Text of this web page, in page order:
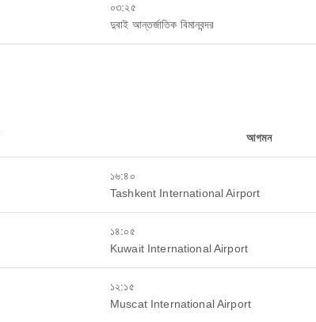
০৩:২৫
দুবাই আন্তর্জাতিক বিমানবন্দর
আগমন
১৬:৪০
Tashkent International Airport
১৪:০৫
Kuwait International Airport
১২:১৫
Muscat International Airport